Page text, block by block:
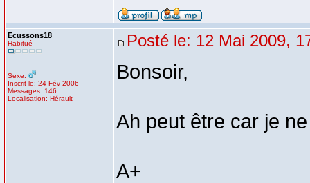
Ecussons18
Habitué
Sexe:
Inscrit le: 24 Fév 2006
Messages: 146
Localisation: Hérault
Posté le: 12 Mai 2009,
Bonsoir,
Ah peut être car je
A+